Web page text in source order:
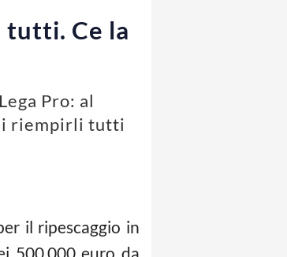
tutti. Ce la
Pro: al
riempirli tutti
il ripescaggio in
500.000 euro da